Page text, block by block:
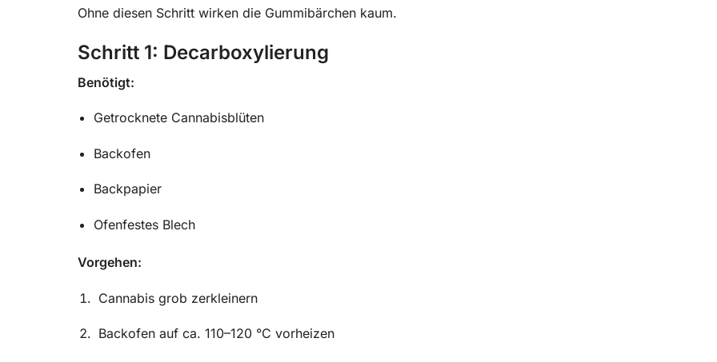
Ohne diesen Schritt wirken die Gummibärchen kaum.
Schritt 1: Decarboxylierung
Benötigt:
Getrocknete Cannabisblüten
Backofen
Backpapier
Ofenfestes Blech
Vorgehen:
Cannabis grob zerkleinern
Backofen auf ca. 110–120 °C vorheizen